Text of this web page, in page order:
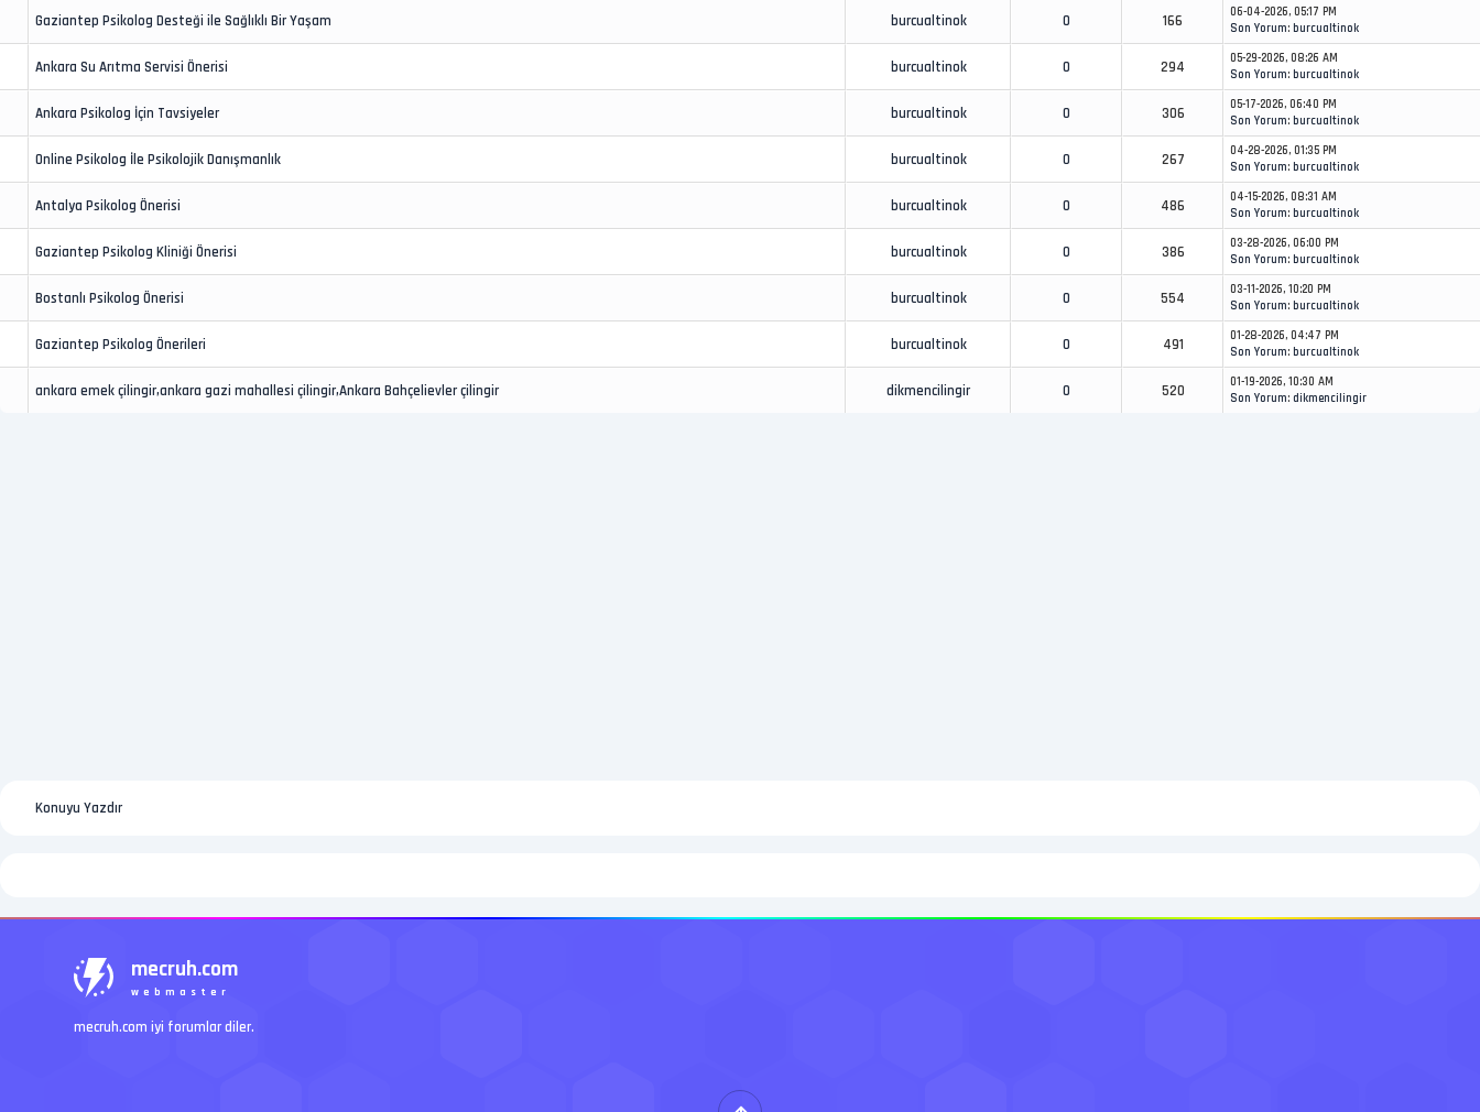
Gaziantep Psikolog Desteği ile Sağlıklı Bir Yaşam burcualtinok 0 166
06-04-2026, 05:17 PM
Son Yorum: burcualtinok
Ankara Su Arıtma Servisi Önerisi burcualtinok 0 294
05-29-2026, 08:26 AM
Son Yorum: burcualtinok
Ankara Psikolog İçin Tavsiyeler burcualtinok 0 306
05-17-2026, 06:40 PM
Son Yorum: burcualtinok
Online Psikolog İle Psikolojik Danışmanlık burcualtinok 0 267
04-28-2026, 01:35 PM
Son Yorum: burcualtinok
Antalya Psikolog Önerisi burcualtinok 0 486
04-15-2026, 08:31 AM
Son Yorum: burcualtinok
Gaziantep Psikolog Kliniği Önerisi burcualtinok 0 386
03-28-2026, 06:00 PM
Son Yorum: burcualtinok
Bostanlı Psikolog Önerisi burcualtinok 0 554
03-11-2026, 10:20 PM
Son Yorum: burcualtinok
Gaziantep Psikolog Önerileri burcualtinok 0 491
01-28-2026, 04:47 PM
Son Yorum: burcualtinok
ankara emek çilingir,ankara gazi mahallesi çilingir,Ankara Bahçelievler çilingir dikmencilingir 0 520
01-19-2026, 10:30 AM
Son Yorum: dikmencilingir
Konuyu Yazdır
mecruh.com
webmaster
mecruh.com iyi forumlar diler.